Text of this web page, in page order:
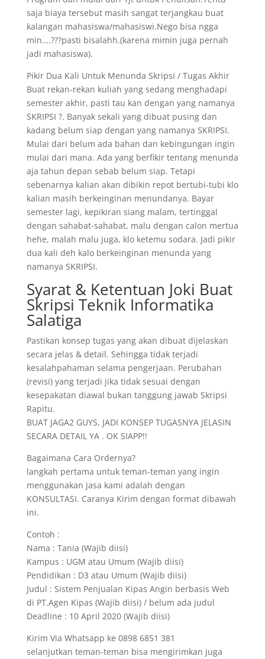
saja biaya tersebut masih sangat terjangkau buat
kalangan mahasiswa/mahasiswi.Nego bisa ngga
min….???pasti bisalahh.(karena mimin juga pernah
jadi mahasiswa).
Pikir Dua Kali Untuk Menunda Skripsi / Tugas Akhir
Buat rekan-rekan kuliah yang sedang menghadapi
semester akhir, pasti tau kan dengan yang namanya
SKRIPSI ?. Banyak sekali yang dibuat pusing dan
kadang belum siap dengan yang namanya SKRIPSI.
Mulai dari belum ada bahan dan kebingungan ingin
mulai dari mana. Ada yang berfikir tentang menunda
aja tahun depan sebab belum siap. Tetapi
sebenarnya kalian akan dibikin repot bertubi-tubi klo
kalian masih berkeinginan menundanya. Bayar
semester lagi, kepikiran siang malam, tertinggal
dengan sahabat-sahabat, malu dengan calon mertua
hehe, malah malu juga, klo ketemu sodara. Jadi pikir
dua kali deh kalo berkeinginan menunda yang
namanya SKRIPSI.
Syarat & Ketentuan Joki Buat
Skripsi Teknik Informatika
Salatiga
Pastikan konsep tugas yang akan dibuat dijelaskan
secara jelas & detail. Sehingga tidak terjadi
kesalahpahaman selama pengerjaan. Perubahan
(revisi) yang terjadi jika tidak sesuai dengan
kesepakatan diawal bukan tanggung jawab Skripsi
Rapitu.
BUAT JAGA2 GUYS, JADI KONSEP TUGASNYA JELASIN
SECARA DETAIL YA . OK SIAPP!!
Bagaimana Cara Ordernya?
langkah pertama untuk teman-teman yang ingin
menggunakan jasa kami adalah dengan
KONSULTASI. Caranya Kirim dengan format dibawah
ini.
Contoh :
Nama : Tania (Wajib diisi)
Kampus : UGM atau Umum (Wajib diisi)
Pendidikan : D3 atau Umum (Wajib diisi)
Judul : Sistem Penjualan Kipas Angin berbasis Web
di PT.Agen Kipas (Wajib diisi) / belum ada judul
Deadline : 10 April 2020 (Wajib diisi)
Kirim Via Whatsapp ke 0898 6851 381
selanjutkan teman-teman bisa mengirimkan juga